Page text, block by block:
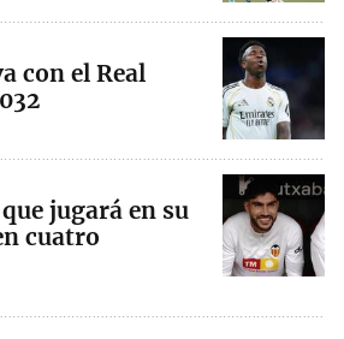
con el Real
jugará en su
cuatro